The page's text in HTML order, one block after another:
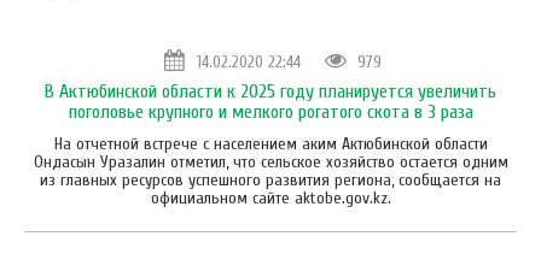
14.02.2020 22:44 979
В Актюбинской области к 2025 году планируется увеличить
поголовье крупного и мелкого рогатого скота в 3 раза
На отчетной встрече с населением аким Актюбинской области
Ондасын Уразалин отметил, что сельское хозяйство остается одним
из главных ресурсов успешного развития региона, сообщается на
официальном сайте aktobe.gov.kz.